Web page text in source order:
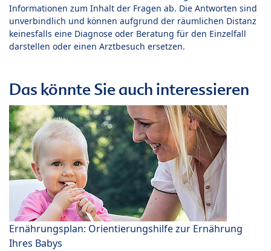
Informationen zum Inhalt der Fragen ab. Die Antworten sind
unverbindlich und können aufgrund der räumlichen Distanz
keinesfalls eine Diagnose oder Beratung für den Einzelfall
darstellen oder einen Arztbesuch ersetzen.
Das könnte Sie auch interessieren
Ernährungsplan: Orientierungshilfe zur Ernährung
Ihres Babys